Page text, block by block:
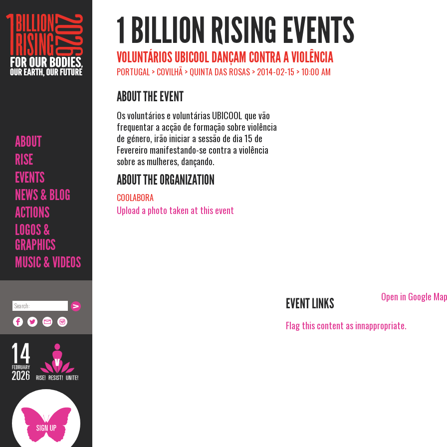
ABOUT
RISE
EVENTS
NEWS & BLOG
ACTIONS
LOGOS &
GRAPHICS
MUSIC & VIDEOS
1 BILLION RISING EVENTS
VOLUNTÁRIOS UBICOOL DANÇAM CONTRA A VIOLÊNCIA
PORTUGAL > COVILHÃ > QUINTA DAS ROSAS > 2014-02-15 > 10:00 AM
ABOUT THE EVENT
Os voluntários e voluntárias UBICOOL que vão
frequentar a acção de formação sobre violência
de género, irão iniciar a sessão de dia 15 de
Fevereiro manifestando-se contra a violência
sobre as mulheres, dançando.
ABOUT THE ORGANIZATION
COOLABORA
Upload a photo taken at this event
Open in Google
EVENT LINKS
Flag this content as innappropriate.